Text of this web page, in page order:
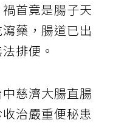
首竟是腸子天
藥，腸道已出
排便。
中慈濟大腸直腸
治嚴重便秘患